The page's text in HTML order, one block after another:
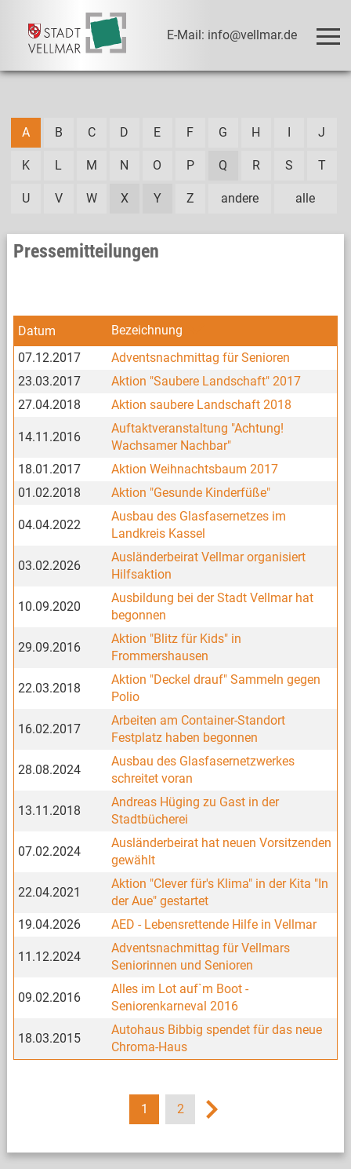
E-Mail: info@vellmar.de
alle
A B C D E F G H I J
K L M N O P Q R S T
U V W X Y Z andere
Pressemitteilungen
Datum
Bezeichnung
07.12.2017
Adventsnachmittag für Senioren
23.03.2017
Aktion "Saubere Landschaft" 2017
27.04.2018
Aktion saubere Landschaft 2018
14.11.2016
Auftaktveranstaltung "Achtung!
Wachsamer Nachbar"
18.01.2017
Aktion Weihnachtsbaum 2017
01.02.2018
Aktion "Gesunde Kinderfüße"
04.04.2022
Ausbau des Glasfasernetzes im
Landkreis Kassel
03.02.2026
Ausländerbeirat Vellmar organisiert
Hilfsaktion
10.09.2020
Ausbildung bei der Stadt Vellmar hat
begonnen
29.09.2016
Aktion "Blitz für Kids" in
Frommershausen
22.03.2018
Aktion "Deckel drauf" Sammeln gegen
Polio
16.02.2017
Arbeiten am Container-Standort
Festplatz haben begonnen
28.08.2024
Ausbau des Glasfasernetzwerkes
schreitet voran
13.11.2018
Andreas Hüging zu Gast in der
Stadtbücherei
07.02.2024
Ausländerbeirat hat neuen Vorsitzenden
gewählt
22.04.2021
Aktion "Clever für's Klima" in der Kita "In
der Aue" gestartet
19.04.2026
AED - Lebensrettende Hilfe in Vellmar
11.12.2024
Adventsnachmittag für Vellmars
Seniorinnen und Senioren
09.02.2016
Alles im Lot auf`m Boot -
Seniorenkarneval 2016
18.03.2015
Autohaus Bibbig spendet für das neue
Chroma-Haus
1 2